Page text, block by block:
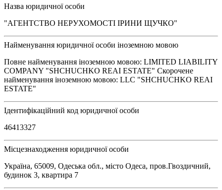
Назва юридичної особи
"АГЕНТСТВО НЕРУХОМОСТІ ІРИНИ ЩУЧКО"
Найменування юридичної особи іноземною мовою
Повне найменування іноземною мовою: LIMITED LIABILITY
COMPANY "SHCHUCHKO REAI ESTATE" Скорочене
найменування іноземною мовою: LLC "SHCHUCHKO REAI
ESTATE"
Ідентифікаційний код юридичної особи
46413327
Місцезнаходження юридичної особи
Україна, 65009, Одеська обл., місто Одеса, пров.Гвоздичний,
будинок 3, квартира 7